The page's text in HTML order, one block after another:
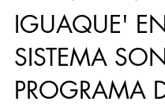
'CANCIÓN
IGUAQUE'
SISTEMA